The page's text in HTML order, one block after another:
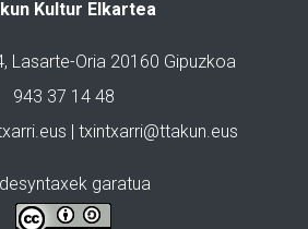
Kultur Elkartea
Lasarte-Oria 20160 Gipuzkoa
943 37 14 48
| txintxarri@ttakun.eus
garatua